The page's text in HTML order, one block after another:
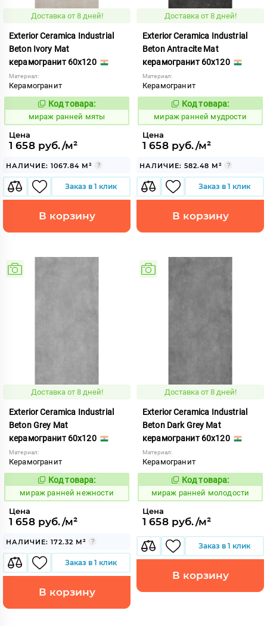
Доставка от 8 дней!
Exterior Ceramica Industrial
Beton Ivory Mat
керамогранит 60x120
Материал:
Керамогранит
994056
Код товара:
мираж ранней мяты
Цена
1 658 руб./м²
НАЛИЧИЕ: 1067.84 М²
Заказ в 1 клик
В корзину
Доставка от 8 дней!
Exterior Ceramica Industrial
Beton Antracite Mat
керамогранит 60x120
Материал:
Керамогранит
994055
Код товара:
мираж ранней мудрости
Цена
1 658 руб./м²
НАЛИЧИЕ: 582.48 М²
Заказ в 1 клик
В корзину
Доставка от 8 дней!
Exterior Ceramica Industrial
Beton Grey Mat
керамогранит 60x120
Материал:
Керамогранит
994058
Код товара:
мираж ранней нежности
Цена
1 658 руб./м²
НАЛИЧИЕ: 172.32 М²
Заказ в 1 клик
В корзину
Доставка от 8 дней!
Exterior Ceramica Industrial
Beton Dark Grey Mat
керамогранит 60x120
Материал:
Керамогранит
994054
Код товара:
мираж ранней молодости
Цена
1 658 руб./м²
Заказ в 1 клик
В корзину